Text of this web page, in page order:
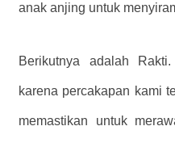
anak anjing untuk
Berikutnya adalah
karena percakapan kami
memastikan untuk